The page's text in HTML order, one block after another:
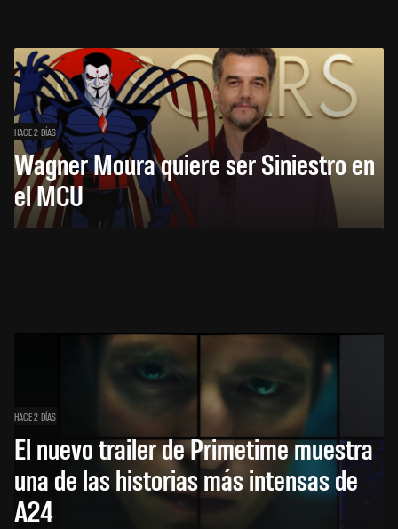
HACE 2 DÍAS
Wagner Moura quiere ser Siniestro en
el MCU
HACE 2 DÍAS
El nuevo trailer de Primetime muestra
una de las historias más intensas de
A24